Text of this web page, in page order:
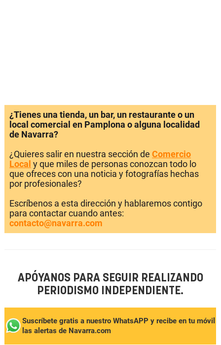
¿Tienes una tienda, un bar, un restaurante o un
local comercial en Pamplona o alguna localidad
de Navarra?
¿Quieres salir en nuestra sección de Comercio
Local y que miles de personas conozcan todo lo
que ofreces con una noticia y fotografías hechas
por profesionales?
Escríbenos a esta dirección y hablaremos contigo
para contactar cuando antes:
contacto@navarra.com
APÓYANOS PARA SEGUIR REALIZANDO
PERIODISMO INDEPENDIENTE.
Suscríbete gratis a nuestro WhatsAPP y recibe en tu móvil
las alertas de Navarra.com